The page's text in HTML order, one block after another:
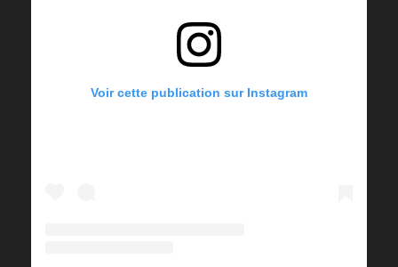
Voir cette publication sur Instagram